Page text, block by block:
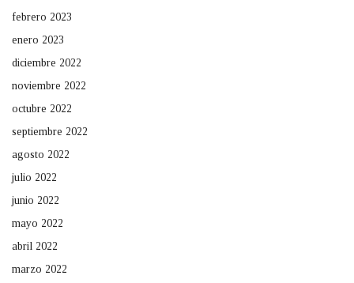
febrero 2023
enero 2023
diciembre 2022
noviembre 2022
octubre 2022
septiembre 2022
agosto 2022
julio 2022
junio 2022
mayo 2022
abril 2022
marzo 2022